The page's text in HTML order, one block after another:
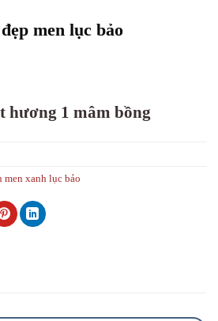
men lục bảo
hương 1 mâm bồng
xanh lục bảo